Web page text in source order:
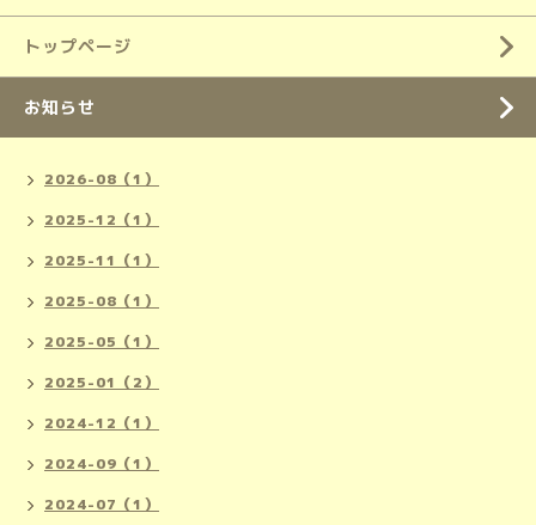
トップページ
お知らせ
2026-08（1）
2025-12（1）
2025-11（1）
2025-08（1）
2025-05（1）
2025-01（2）
2024-12（1）
2024-09（1）
2024-07（1）